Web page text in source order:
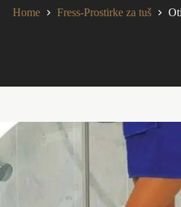
Home Fress-Prostirke za tuš